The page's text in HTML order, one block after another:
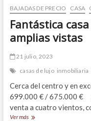
BAJADAS DE PRECIO CASA
Fantástica
amplias vistas
21 julio, 2023
casas de lujo inmobiliaria
Cerca del centro y en
699.000 € / 675.000 €
venta a cuatro vientos,
Ver másFantástica